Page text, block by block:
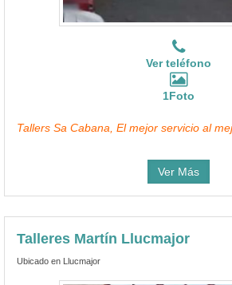
Ver teléfono
1Foto
Tallers Sa Cabana, El mejor servicio al
Ver Más
Talleres Martín Llucmajor
Ubicado en Llucmajor